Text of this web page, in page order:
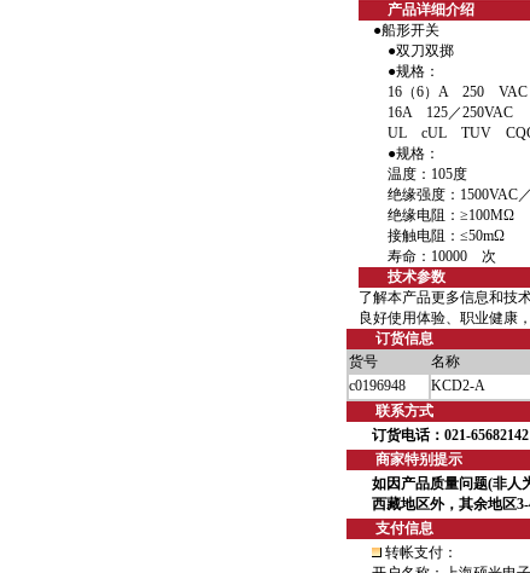
产品详细介绍
●船形开关
●双刀双掷
●规格：
16（6）A 250 VAC
16A 125／250VAC
UL cUL TUV
●规格：
温度：105度
绝缘强度：1500VAC
绝缘电阻：≥100MΩ
接触电阻：≤50mΩ
寿命：10000 次
技术参数
了解本产品更多信息和技
良好使用体验、职业健康
订货信息
货号
名称
c0196948
KCD2-A
联系方式
订货电话：021-65682142
商家特别提示
如因产品质量问题(非人
西藏地区外，其余地区
支付信息
转帐支付：